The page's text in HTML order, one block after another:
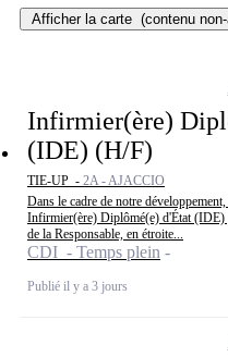
Afficher la carte (contenu
Infirmier(ère)
(IDE) (H/F)
TIE-UP - 2A - AJACCIO
Dans le cadre de notre
Infirmier(ère) Diplômé(e) d'État (IDE)
de la Responsable, en étroite...
CDI - Temps plein
Publié il y a 3 jours